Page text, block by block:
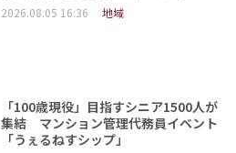
2026.08.05 16:36 地域
「100歳現役」目指すシニア1500人が
集結 マンション管理代務員イベント
「うぇるねすシップ」